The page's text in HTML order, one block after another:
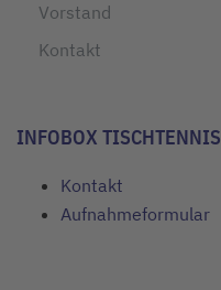
Vorstand
Kontakt
INFOBOX TISCHTENNIS
Kontakt
Aufnahmeformular